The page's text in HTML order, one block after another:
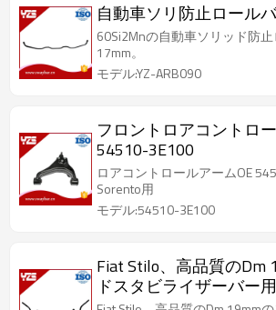
自動車ソリ防止ロール
60Si2Mnの自動車ソリッド防
17mm。
モデル:YZ-ARB090
フロントロアコントロ
54510-3E100
ロアコントロールアームOE
Sorento用
モデル:54510-3E100
Fiat Stilo、高品質のDm
ドスタビライザーバー